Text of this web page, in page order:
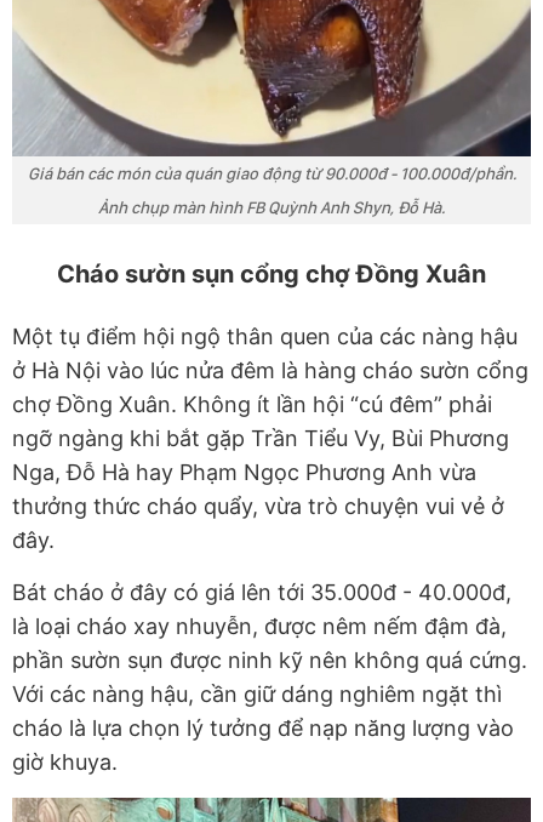
Giá bán các món của quán giao động từ 90.000đ - 100.000đ/phần.
Ảnh chụp màn hình FB Quỳnh Anh Shyn, Đỗ Hà.
Cháo sườn sụn cổng chợ Đồng Xuân
Một tụ điểm hội ngộ thân quen của các nàng hậu
ở Hà Nội vào lúc nửa đêm là hàng cháo sườn cổng
chợ Đồng Xuân. Không ít lần hội “cú đêm” phải
ngỡ ngàng khi bắt gặp Trần Tiểu Vy, Bùi Phương
Nga, Đỗ Hà hay Phạm Ngọc Phương Anh vừa
thưởng thức cháo quẩy, vừa trò chuyện vui vẻ ở
đây.
Bát cháo ở đây có giá lên tới 35.000đ - 40.000đ,
là loại cháo xay nhuyễn, được nêm nếm đậm đà,
phần sườn sụn được ninh kỹ nên không quá cứng.
Với các nàng hậu, cần giữ dáng nghiêm ngặt thì
cháo là lựa chọn lý tưởng để nạp năng lượng vào
giờ khuya.